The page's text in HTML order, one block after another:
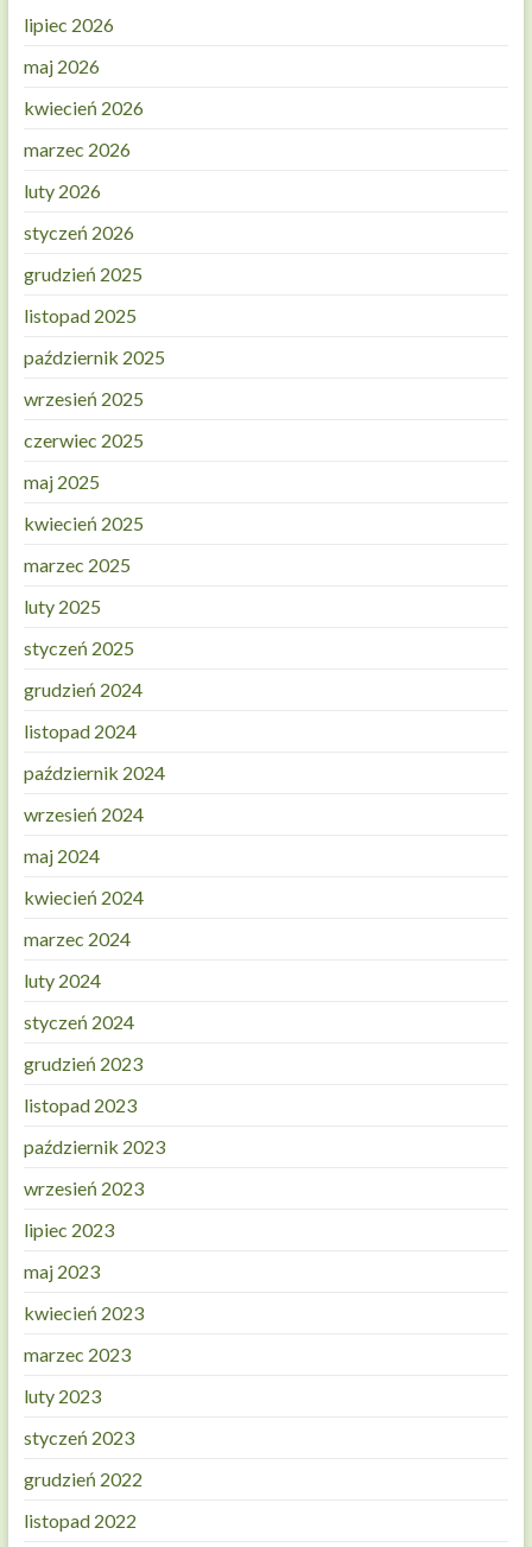
lipiec 2026
maj 2026
kwiecień 2026
marzec 2026
luty 2026
styczeń 2026
grudzień 2025
listopad 2025
październik 2025
wrzesień 2025
czerwiec 2025
maj 2025
kwiecień 2025
marzec 2025
luty 2025
styczeń 2025
grudzień 2024
listopad 2024
październik 2024
wrzesień 2024
maj 2024
kwiecień 2024
marzec 2024
luty 2024
styczeń 2024
grudzień 2023
listopad 2023
październik 2023
wrzesień 2023
lipiec 2023
maj 2023
kwiecień 2023
marzec 2023
luty 2023
styczeń 2023
grudzień 2022
listopad 2022